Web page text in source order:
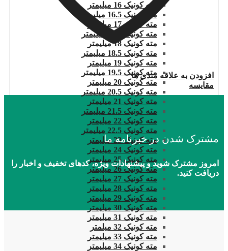
مته کونیک 16 میلیمتر
مته کونیک 16.5 میلیمتر
مته کونیک 17 میلیمتر
مته کونیک 17.5 میلیمتر
مته کونیک 18 میلیمتر
مته کونیک 18.5 میلیمتر
مته کونیک 19 میلیمتر
مته کونیک 19.5 میلیمتر
مته کونیک 20 میلیمتر
مته کونیک 20.5 میلیمتر
مته کونیک 21 میلیمتر
مته کونیک 21.5 میلیمتر
مته کونیک 22 میلیمتر
مته کونیک 22.5 میلیمتر
مته کونیک 23 میلیمتر
مته کونیک 24 میلیمتر
مته کونیک 25 میلیمتر
مته کونیک 26 میلیمتر
مته کونیک 27 میلیمتر
مته کونیک 28 میلیمتر
مته کونیک 29 میلیمتر
مته کونیک 30 میلیمتر
مته کونیک 31 میلیمتر
مته کونیک 32 میلمتر
مته کونیک 33 میلیمتر
مته کونیک 34 میلیمتر
افزودن به علاقه مندی ها
مقایسه
مشترک شدن در خبرنامه ما
امروز مشترک شوید و پیشنهادات ویژه، کدهای تخفیف و اخبار را
دریافت کنید.